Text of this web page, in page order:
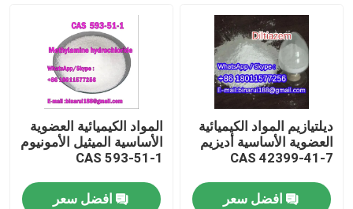
ديلتيازيم المواد الكيميائية
العضوية الأساسية أديزيم
CAS 42399-41-7
افضل سعر
المواد الكيميائية العضوية
الأساسية الميثيل الأمونيوم
CAS 593-51-1
افضل سعر